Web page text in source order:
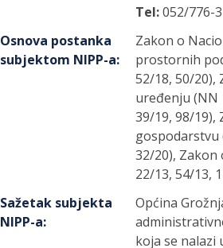
Tel:052/776-
Osnova postanka
subjektom NIPP-a:
Zakon o
prostornih
52/18, 50/
uređenju (NN
39/19, 98/19),
gospodarstvu
32/20), Zakon
22/13, 54/13,
Sažetak subjekta
NIPP-a:
Općina
koja se nalazi